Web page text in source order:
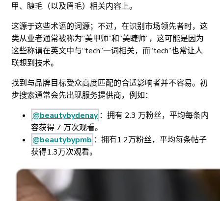
甲、睫毛（以及眉毛）相关内容上。
这源于这些术语的词源；不过，在识别市场领先者时，这
类从业者通常被称为“美甲师”和“美睫师”，这可能是因为
这些称谓在英文中与“tech”一词相关，而“tech”也常让人
联想到技术。
找到与品牌目标受众高度匹配的合适影响者并不容易。初
步搜索通常会先出现服务提供商，例如：
@beautybydenay ：拥有 2.3 万粉丝，平均每条内
容获得 7 万次观看。
@beautybypmb ：拥有1.2万粉丝，平均每条帖子
获得1.3万次观看。